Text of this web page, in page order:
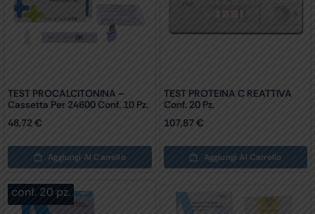
TEST PROCALCITONINA –
Cassetta Per 24600 Conf. 10 Pz.
48,72€
Aggiungi Al Carrello
TEST PROTEINA C REATTIVA
Conf. 20 Pz.
107,87€
Aggiungi Al Carrello
conf. 20 pz.